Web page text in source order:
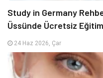
Study in Germany
Üssünde Ücretsiz
24 Haz 2026, Çar